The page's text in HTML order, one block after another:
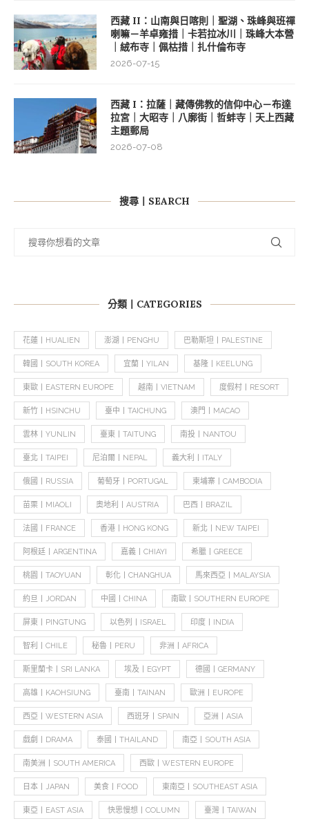
西藏 II：山南與日喀則｜聖湖、珠峰與班禪
喇嘛－羊卓雍措｜卡若拉冰川｜珠峰大本營
｜絨布寺｜佩枯措｜扎什倫布寺
2026-07-15
西藏 I：拉薩｜藏傳佛教的信仰中心－布達
拉宮｜大昭寺｜八廓街｜哲蚌寺｜天上西藏
主題郵局
2026-07-08
搜尋丨SEARCH
分類丨CATEGORIES
花蓮丨HUALIEN 澎湖丨PENGHU 巴勒斯坦丨PALESTINE
韓國丨SOUTH KOREA 宜蘭丨YILAN 基隆丨KEELUNG
東歐丨EASTERN EUROPE 越南丨VIETNAM 度假村丨RESORT
新竹丨HSINCHU 臺中丨TAICHUNG 澳門丨MACAO
雲林丨YUNLIN 臺東丨TAITUNG 南投丨NANTOU
臺北丨TAIPEI 尼泊爾丨NEPAL 義大利丨ITALY
俄國丨RUSSIA 葡萄牙丨PORTUGAL 柬埔寨丨CAMBODIA
苗栗丨MIAOLI 奧地利丨AUSTRIA 巴西丨BRAZIL
法國丨FRANCE 香港丨HONG KONG 新北丨NEW TAIPEI
阿根廷丨ARGENTINA 嘉義丨CHIAYI 希臘丨GREECE
桃園丨TAOYUAN 彰化丨CHANGHUA 馬來西亞丨MALAYSIA
約旦丨JORDAN 中國丨CHINA 南歐丨SOUTHERN EUROPE
屏東丨PINGTUNG 以色列丨ISRAEL 印度丨INDIA
智利丨CHILE 秘魯丨PERU 非洲丨AFRICA
斯里蘭卡丨SRI LANKA 埃及丨EGYPT 德國丨GERMANY
高雄丨KAOHSIUNG 臺南丨TAINAN 歐洲丨EUROPE
西亞丨WESTERN ASIA 西班牙丨SPAIN 亞洲丨ASIA
戲劇丨DRAMA 泰國丨THAILAND 南亞丨SOUTH ASIA
南美洲丨SOUTH AMERICA 西歐丨WESTERN EUROPE
日本丨JAPAN 美食丨FOOD 東南亞丨SOUTHEAST ASIA
東亞丨EAST ASIA 快思慢想丨COLUMN 臺灣丨TAIWAN